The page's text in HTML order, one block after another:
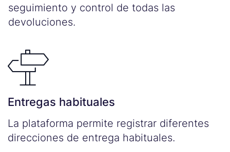
seguimiento y control de todas las
devoluciones.
Entregas habituales
La plataforma permite registrar diferentes
direcciones de entrega habituales.